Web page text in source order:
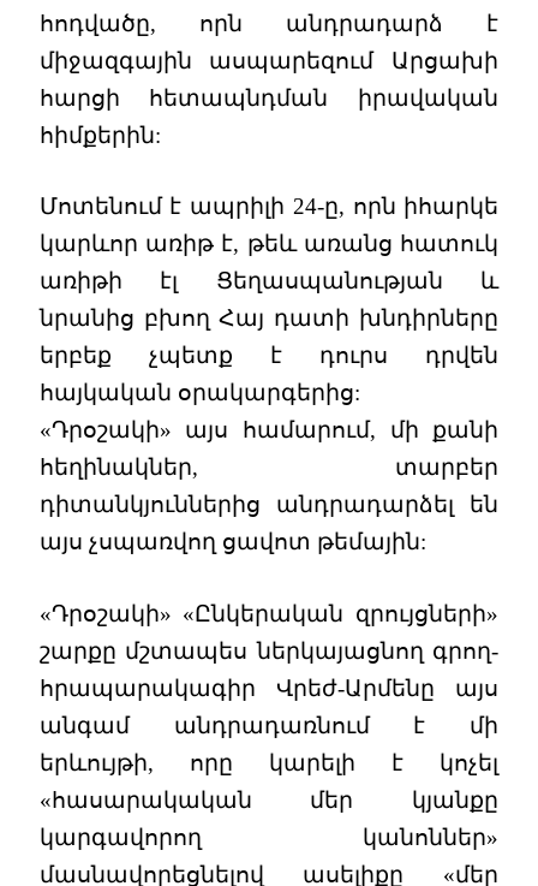
հոդվածը, որն անդրադարձ է
միջազգային ասպարեզում Արցախի
հարցի հետապնդման իրավական
հիմքերին:
Մոտենում է ապրիլի 24-ը, որն իհարկե
կարևոր առիթ է, թեև առանց հատուկ
առիթի էլ Ցեղասպանության և
նրանից բխող Հայ դատի խնդիրները
երբեք չպետք է դուրս դրվեն
հայկական օրակարգերից:
«Դրօշակի» այս համարում, մի քանի
հեղինակներ, տարբեր
դիտանկյուններից անդրադարձել են
այս չսպառվող ցավոտ թեմային:
«Դրօշակի» «Ընկերական զրույցների»
շարքը մշտապես ներկայացնող գրող-
հրապարակագիր Վրեժ-Արմենը այս
անգամ անդրադառնում է մի
երևույթի, որը կարելի է կոչել
«հասարակական մեր կյանքը
կարգավորող կանոններ»
մասնավորեցնելով ասելիքը «մեր